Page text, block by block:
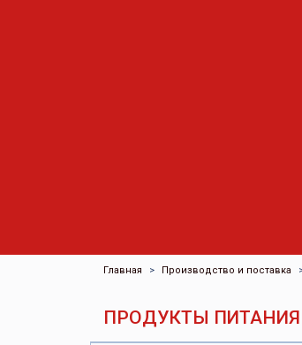
Главная Производство и поставка
ПРОДУКТЫ ПИТАНИЯ